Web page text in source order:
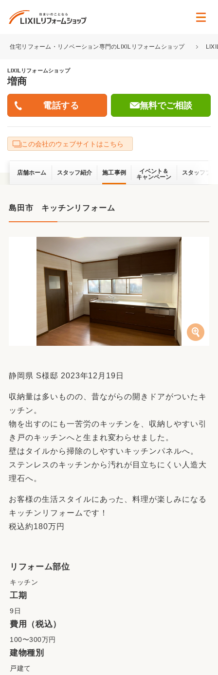
住宅リフォーム・リノベーション専門のLIXILリフォームショップ
LIXILリフォームショップ
増商
無料でご相談
この会社のウェブサイトはこちら
店舗ホーム スタッフ紹介 施工事例
イベント＆
キャンペーン
スタッフブ
島田市 キッチンリフォーム
静岡県 S様邸 2023年12月19日
収納量は多いものの、昔ながらの開きドアがついたキ
ッチン。
物を出すのにも一苦労のキッチンを、収納しやすい引
き戸のキッチンへと生まれ変わらせました。
壁はタイルから掃除のしやすいキッチンパネルへ。
ステンレスのキッチンから汚れが目立ちにくい人造大
理石へ。
お客様の生活スタイルにあった、料理が楽しみになる
キッチンリフォームです！
税込約180万円
リフォーム部位
キッチン
工期
9日
費用（税込）
100〜300万円
建物種別
戸建て